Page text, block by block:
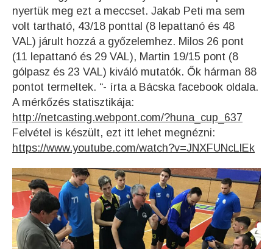
nyertük meg ezt a meccset. Jakab Peti ma sem
volt tartható, 43/18 ponttal (8 lepattanó és 48
VAL) járult hozzá a győzelemhez. Milos 26 pont
(11 lepattanó és 29 VAL), Martin 19/15 pont (8
gólpasz és 23 VAL) kiváló mutatók. Ők hárman 88
pontot termeltek. “- írta a Bácska facebook oldala.
A mérkőzés statisztikája:
http://netcasting.webpont.com/?huna_cup_637
Felvétel is készült, ezt itt lehet megnézni:
https://www.youtube.com/watch?v=JNXFUNcLlEk